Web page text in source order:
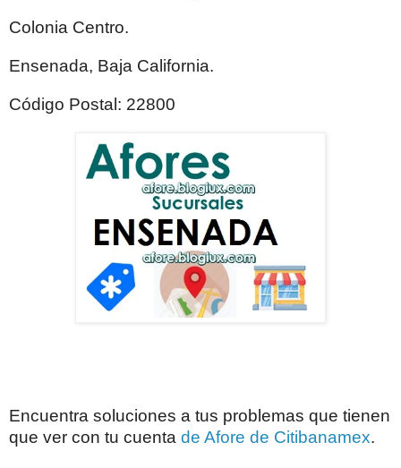
Colonia Centro.
Ensenada, Baja California.
Código Postal: 22800
Encuentra soluciones a tus problemas que tienen
que ver con tu cuenta de Afore de Citibanamex.